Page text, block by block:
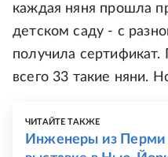
каждая няня прошла
детском саду - с
получила
всего 33 такие няни.
ЧИТАЙТЕ ТАКЖЕ
Инженеры из Перми